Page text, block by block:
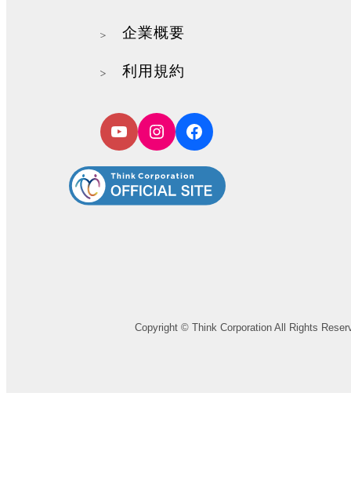
企業概要
利用規約
Copyright © Think Corporation All Rights